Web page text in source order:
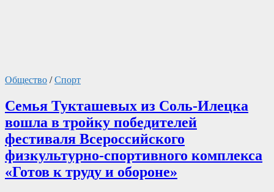
Общество /Спорт
Семья Тукташевых из Соль-Илецка
вошла в тройку победителей
фестиваля Всероссийского
физкультурно-спортивного комплекса
«Готов к труду и обороне»